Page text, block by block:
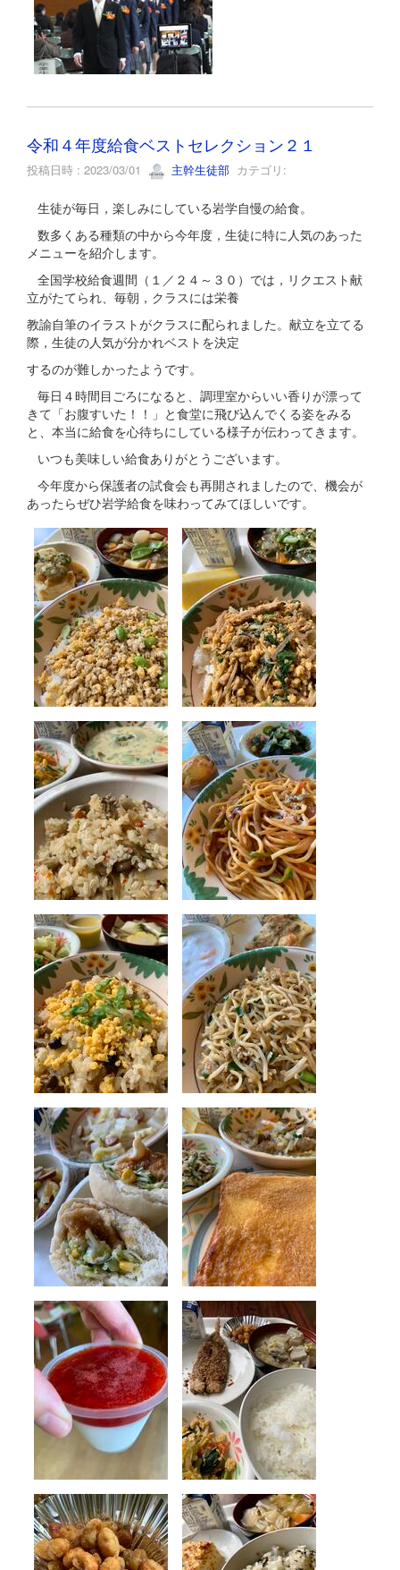
令和４年度給食ベストセレクション２１
投稿日時 : 2023/03/01 主幹生徒部 カテゴリ:
生徒が毎日，楽しみにしている岩学自慢の給食。
数多くある種類の中から今年度，生徒に特に人気のあった
メニューを紹介します。
全国学校給食週間（１／２４～３０）では，リクエスト献
立がたてられ、毎朝，クラスには栄養
教諭自筆のイラストがクラスに配られました。献立を立てる
際，生徒の人気が分かれベストを決定
するのが難しかったようです。
毎日４時間目ごろになると、調理室からいい香りが漂って
きて「お腹すいた！！」と食堂に飛び込んでくる姿をみる
と、本当に給食を心待ちにしている様子が伝わってきます。
いつも美味しい給食ありがとうございます。
今年度から保護者の試食会も再開されましたので、機会が
あったらぜひ岩学給食を味わってみてほしいです。